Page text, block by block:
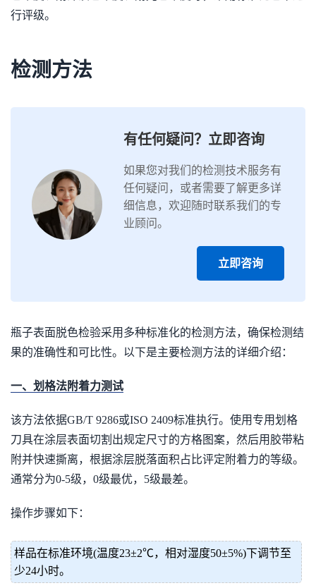
行评级。
检测方法
有任何疑问？立即咨询
如果您对我们的检测技术服务有
任何疑问，或者需要了解更多详
细信息，欢迎随时联系我们的专
业顾问。
立即咨询
瓶子表面脱色检验采用多种标准化的检测方法，确保检测结
果的准确性和可比性。以下是主要检测方法的详细介绍：
一、划格法附着力测试
该方法依据GB/T 9286或ISO 2409标准执行。使用专用划格
刀具在涂层表面切割出规定尺寸的方格图案，然后用胶带粘
附并快速撕离，根据涂层脱落面积占比评定附着力的等级。
通常分为0-5级，0级最优，5级最差。
操作步骤如下：
样品在标准环境(温度23±2℃，相对湿度50±5%)下调节至
少24小时。